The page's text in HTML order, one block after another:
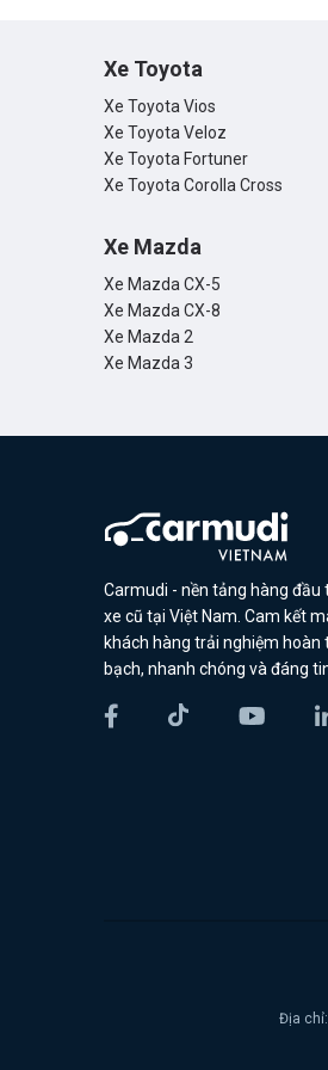
Xe Toyota
Xe Toyota Vios
Xe Toyota Veloz
Xe Toyota Fortuner
Xe Toyota Corolla Cross
Xe Mazda
Xe Mazda CX-5
Xe Mazda CX-8
Xe Mazda 2
Xe Mazda 3
Carmudi - nền tảng hàng đầu
xe cũ tại Việt Nam. Cam kết
khách hàng trải nghiệm hoàn
bạch, nhanh chóng và đáng
Địa